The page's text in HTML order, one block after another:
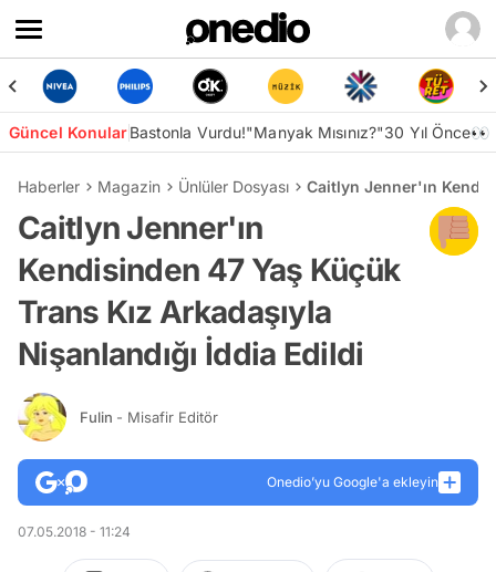
Güncel KonularBastonla Vurdu!"Manyak Mısınız?"30 Yıl Önce👀
Haberler Magazin Ünlüler Dosyası Caitlyn Jenner'ın
Caitlyn Jenner'ın
Kendisinden 47 Yaş Küçük
Trans Kız Arkadaşıyla
Nişanlandığı İddia Edildi
Fulin - Misafir Editör
Onedio’yu Google'a ekleyin
07.05.2018 - 11:24